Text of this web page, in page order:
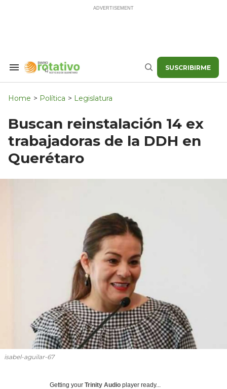
Search
Navigation
Buscar SUSCRIBIRME
Home > Política > Legislatura
Buscan reinstalación 14 ex
trabajadoras de la DDH en
Querétaro
isabel-aguilar-67
Getting your Trinity Audio player ready...